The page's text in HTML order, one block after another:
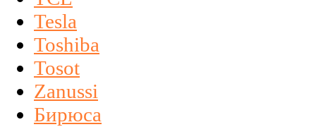
Tesla
Toshiba
Tosot
Zanussi
Бирюса